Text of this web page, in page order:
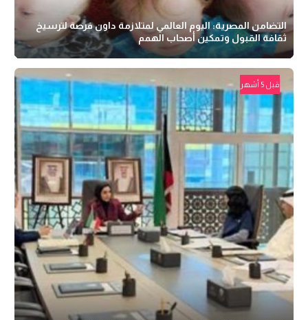
التضامن المصرية: اليوم العالمي لمتلازمة داون فرصة لترسيخ
ثقافة القبول وتمكين أصحاب الهمم
قبل 5 أشهر